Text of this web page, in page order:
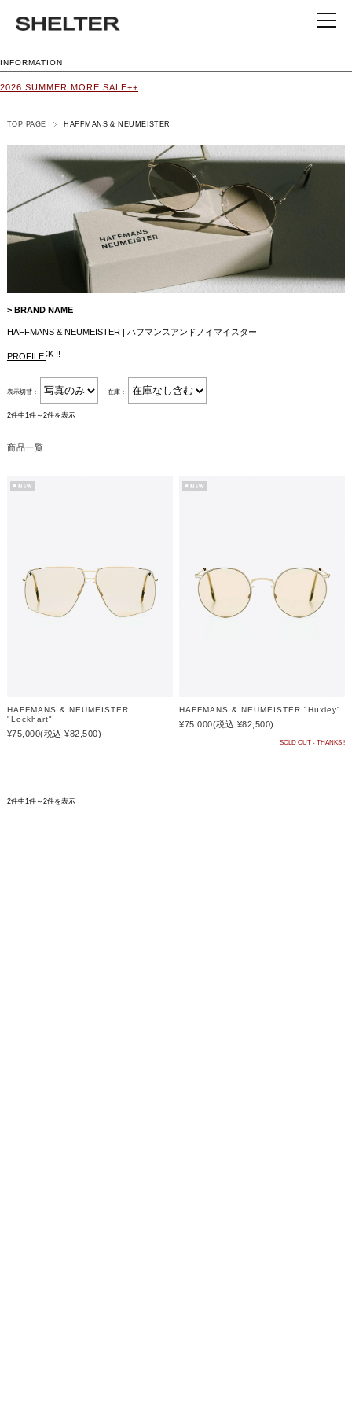
INFORMATION
2026 SUMMER MORE SALE++
TOP PAGE HAFFMANS & NEUMEISTER
> BRAND NAME
HAFFMANS & NEUMEISTER | ハフマンスアンドノイマイスター
PROFILE
CLICK !!
表示切替： 在庫：
2件中1件～2件を表示
商品一覧
HAFFMANS & NEUMEISTER
"Lockhart"
¥75,000(税込 ¥82,500)
HAFFMANS & NEUMEISTER "Huxley"
¥75,000(税込 ¥82,500)
SOLD OUT - THANKS !
2件中1件～2件を表示